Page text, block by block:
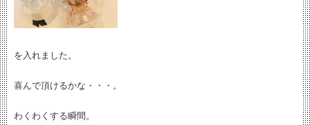
を入れました。
喜んで頂けるかな・・・。
わくわくする瞬間。